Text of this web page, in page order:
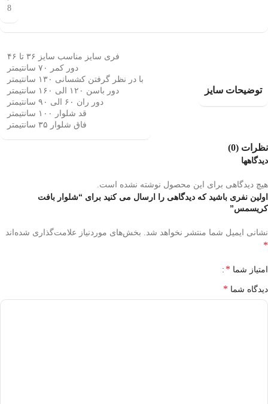
8
توضیحات سایز
فری سایز مناسب سایز ۳۶ تا ۴۶
دور کمر ۷۰ سانتیمتر
با در نظر گرفتن کشسانی ۱۳۰ سانتیمتر
دور باسن ۱۲۰ الی ۱۶۰ سانتیمتر
دور ران ۶۰ الی ۹۰ سانتیمتر
قد شلوار ۱۰۰ سانتیمتر
فاق شلوار ۳۵ سانتیمتر
نظرات (0)
دیدگاهها
هیچ دیدگاهی برای این محصول نوشته نشده است.
اولین نفری باشید که دیدگاهی را ارسال می کنید برای “شلوار بافت
کریسمس”
نشانی ایمیل شما منتشر نخواهد شد. بخش‌های موردنیاز علامت‌گذاری شده‌اند
*
امتیاز شما *
دیدگاه شما *